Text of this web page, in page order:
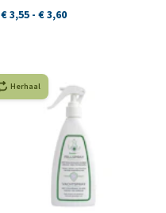
€ 3,55 - € 3,60
Herhaal